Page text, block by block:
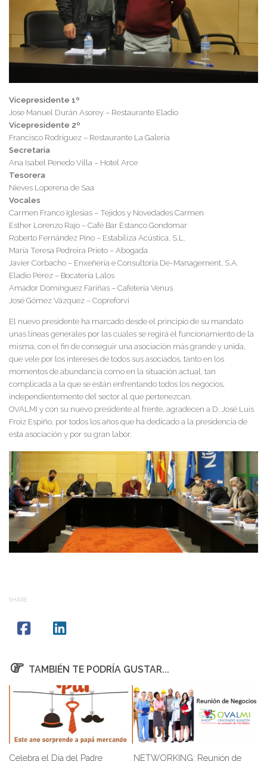
Vicepresidente 1º
Jose Manuel Durán Asorey – Restaurante Eladio
Vicepresidente 2º
Francisco Rodríguez – Restaurante La Galería
Secretaria
Ana Isabel Penedo Villa – Hotel Arce
Tesorera
Nieves Loperena de Saa
Vocales
Carmen Franco Iglesias – Tejidos y Novedades Carmen
Esther Lorenzo Rajo – Café Bar Estanco Gondomar
Roberto Fernández Pino – Estabiliza Acústica, S.L.
María Teresa Pedreira Prieto – Abogada
Javier Corbacho – Enxeñería e Consultoría De-Management, S.A.
Eladio Pérez – Bocatería Lalos
Amador Domínguez Fariñas – Cafetería Venus
José Gómez Vázquez – Copreforvi
El nuevo presidente ha marcado desde el principio de su mandato
unas líneas generales por las cuales se regirá el funcionamiento de la
misma, con el fin de conseguir una asociación más grande y unida,
que vele por los intereses de todos sus asociados, tanto en los
momentos de abundancia como en la situación actual, tan
complicada a la que se están enfrentando todos los negocios,
independientemente del sector al que pertenezcan.
OVALMI y con su nuevo presidente al frente, agradecen a D. José Luis
Froiz Espiño, por todos los años que ha dedicado a la presidencia de
esta asociación y por su gran labor.
SHARE
TAMBIÉN TE PODRÍA GUSTAR...
Celebra el Día del Padre NETWORKING: Reunión de